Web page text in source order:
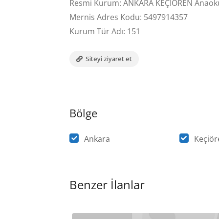
Resmi Kurum: ANKARA KEÇİÖREN
Mernis Adres Kodu: 5497914357
Kurum Tür Adı: 151
Siteyi ziyaret et
Bölge
Ankara
Benzer İlanlar